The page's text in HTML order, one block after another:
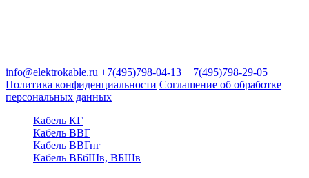
info@elektrokable.ru +7(495)798-04-13 +7(495)798-29-05
Политика конфиденциальности Соглашение об обработке
персональных данных
Кабель КГ
Кабель ВВГ
Кабель ВВГнг
Кабель ВБбШв, ВБШв